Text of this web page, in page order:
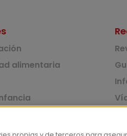
alimentaria
y consumo